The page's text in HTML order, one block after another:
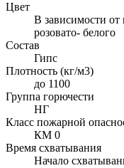
Цвет
В зависимости от
розовато- белого
Состав
Гипс
Плотность (кг/м3)
до 1100
Группа горючести
НГ
Класс пожарной
КМ 0
Время схватывания
Начало